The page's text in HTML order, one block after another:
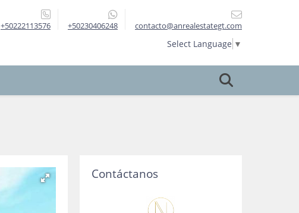
+50222113576 +50230406248 contacto@anrealestategt.com
Select Language ▼
Contáctanos